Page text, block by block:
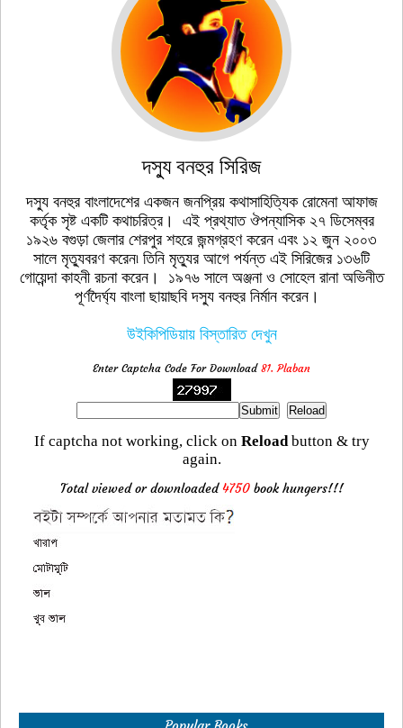
দস্যু বনহুর সিরিজ
দস্যু বনহুর বাংলাদেশের একজন জনপ্রিয় কথাসাহিত্যিক রোমেনা আফাজ
কর্তৃক সৃষ্ট একটি কথাচরিত্র। এই প্রথ্যাত ঔপন্যাসিক ২৭ ডিসেম্বর
১৯২৬ বগুড়া জেলার শেরপুর শহরে জন্মগ্রহণ করেন এবং ১২ জুন ২০০৩
সালে মৃত্যুবরণ করেন৷ তিনি মৃত্যুর আগে পর্যন্ত এই সিরিজের ১৩৬টি
গোয়েন্দা কাহনী রচনা করেন। ১৯৭৬ সালে অঞ্জনা ও সোহেল রানা অভিনীত
পূর্ণদৈর্ঘ্য বাংলা ছায়াছবি দস্যু বনহুর নির্মান করেন।
উইকিপিডিয়ায় বিস্তারিত দেখুন
Enter Captcha Code For Download 81. Plaban
If captcha not working, click on Reloadbutton & try
again.
Total viewed or downloaded4750book hungers!!!